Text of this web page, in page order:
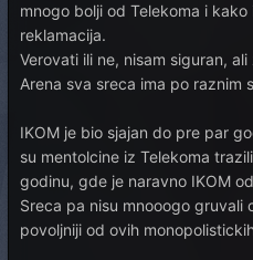
mnogo bolji od Telekoma i
reklamacija.
Verovati ili ne, nisam siguran,
Arena sva sreca ima po raznim
IKOM je bio sjajan do pre par
su mentolcine iz Telekoma
godinu, gde je naravno IKOM
Sreca pa nisu mnooogo gruvali
povoljniji od ovih